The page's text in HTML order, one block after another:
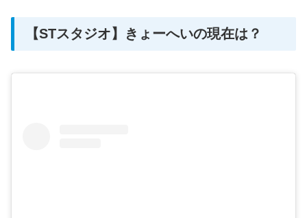
【STスタジオ】きょーへいの現在は？